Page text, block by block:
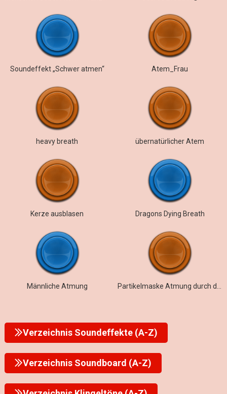
Soundeffekt „Schwer atmen“ Atem_Frau
heavy breath übernatürlicher Atem
Kerze ausblasen Dragons Dying Breath
Männliche Atmung
Verzeichnis Soundeffekte (A-Z)
Verzeichnis Soundboard (A-Z)